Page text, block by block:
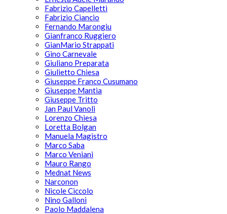
Fabrizio Capelletti
Fabrizio Ciancio
Fernando Marongiu
Gianfranco Ruggiero
GianMario Strappati
Gino Carnevale
Giuliano Preparata
Giulietto Chiesa
Giuseppe Franco Cusumano
Giuseppe Mantia
Giuseppe Tritto
Jan Paul Vanoli
Lorenzo Chiesa
Loretta Bolgan
Manuela Magistro
Marco Saba
Marco Veniani
Mauro Rango
Mednat News
Narconon
Nicole Ciccolo
Nino Galloni
Paolo Maddalena